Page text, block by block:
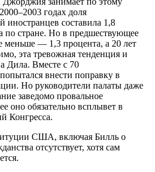
годах доля
иностранцев составила 1,8
по стране. Но в предшествующее
меньше — 1,3 процента, а 20 лет
эта тревожная тенденция и
Дила. Вместе с 70
внести поправку в
Но руководители палаты даже
заведомо провальное
оно обязательно всплывет в
Конгресса.
США, включая Билль о
отсутствует, хотя сам